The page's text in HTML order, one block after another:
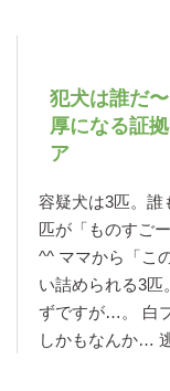
犯犬は誰だ
厚になる証
ア
容疑犬は3匹。
匹が「ものすご
^^ ママから「こ
い詰められる3
ずですが…。 白
しかもなんか…